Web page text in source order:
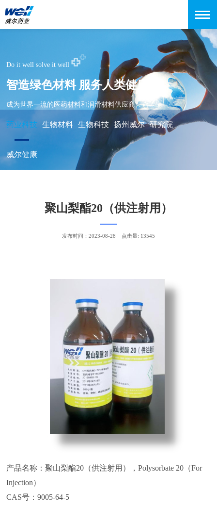
Do it well solve it well
智造绿色材料 服务人类健康
成为世界一流的医药材料和润滑材料供应商
药业科技 生物材料 生物科技 扬州威尔 研究院
威尔健康
聚山梨酯20（供注射用）
产品名称：聚山梨酯20（供注射用），Polysorbate 20（For
Injection）
CAS号：9005-64-5